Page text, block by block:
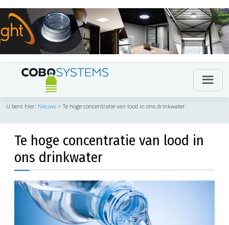
U bent hier: Nieuws >Te hoge concentratie van lood in ons drinkwater
Te hoge concentratie van lood in
ons drinkwater